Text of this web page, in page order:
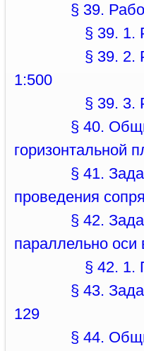
§ 39.
§ 39. 1.
§ 39. 2.
1:500
§ 39. 3.
§ 40.
горизонтальной
§ 41.
проведения
§ 42.
параллельно оси
§ 42. 1.
§ 43.
129
§ 44.